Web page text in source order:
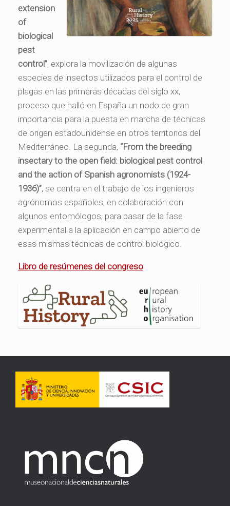
extension
of
biological
pest
control”, explora la movilización de algunas
especies de insectos utilizados para el control de
plagas en las primeras décadas del siglo xx,
proceso que halló en España un nodo de gran
importancia para la puesta en marcha de técnicas
de origen estadounidense en otros territorios del
Mediterráneo. La segunda, “From the breeding
insectary to the open field: biological pest control
and the action of Spanish agronomists (1924-
1936)”, se centra en el trabajo de los ingenieros
agrónomos españoles, en colaboración con
algunos entomólogos, para pasar de la fase
experimental a la aplicación en campo abierto de
esas mismas técnicas de control biológico.
Libro de resúmenes del congreso